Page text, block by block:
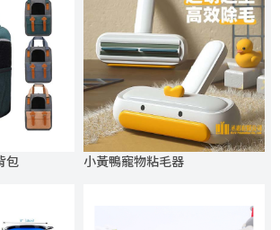
包 小黃鴨寵物粘毛器